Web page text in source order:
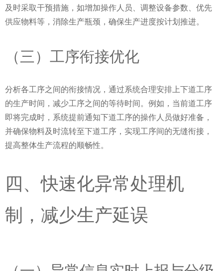
及时采取干预措施，如增加操作人员、调整设备参数、优先
供应物料等，消除生产瓶颈，确保生产进度按计划推进。
（三）工序衔接优化
分析各工序之间的衔接情况，通过系统合理安排上下道工序
的生产时间，减少工序之间的等待时间。例如，当前道工序
即将完成时，系统提前通知下道工序的操作人员做好准备，
并确保物料及时流转至下道工序，实现工序间的无缝衔接，
提高整体生产流程的顺畅性。
四、快速化异常处理机
制，减少生产延误